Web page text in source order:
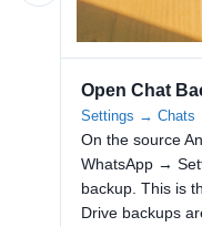
Open Chat
Settings → Chats
On the source
WhatsApp →
backup. This is
Drive backups